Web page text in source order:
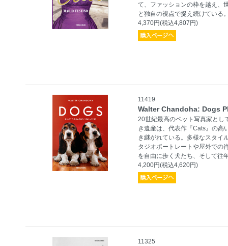
て、ファッションの枠を越え、
と独自の視点で捉え続けている
4,370円(税込4,807円)
11419
Walter Chandoha: Dogs
20世紀最高のペット写真家とし
き遺産は、代表作『Cats』の高
き継がれている。多様なスタイ
タジオポートレートや屋外での
を自由に歩く犬たち、そして往
4,200円(税込4,620円)
11325